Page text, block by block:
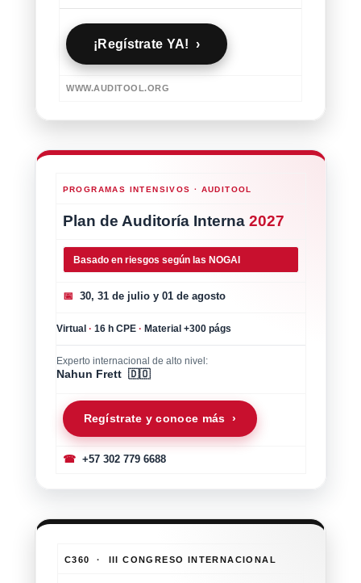
¡Regístrate YA! ›
WWW.AUDITOOL.ORG
PROGRAMAS INTENSIVOS · AUDITOOL
Plan de Auditoría Interna 2027
Basado en riesgos según las NOGAI
📅 30, 31 de julio y 01 de agosto
Virtual · 16 h CPE · Material +300 págs
Experto internacional de alto nivel:
Nahun Frett 🇩🇴
Regístrate y conoce más ›
☎+57 302 779 6688
C360 · III CONGRESO INTERNACIONAL